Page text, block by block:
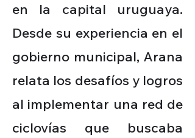
en la capital uruguaya.
Desde su experiencia en el
gobierno municipal, Arana
relata los desafíos y logros
al implementar una red de
ciclovías que buscaba